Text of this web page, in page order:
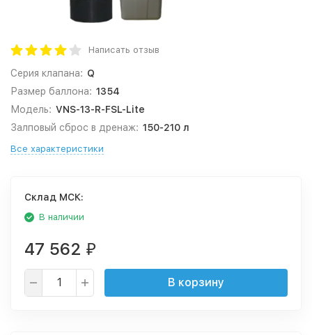
Написать отзыв
Серия клапана: Q
Размер баллона: 1354
Модель: VNS-13-R-FSL-Lite
Залповый сброс в дренаж: 150-210 л
Все характеристики
Cклад МСК:
В наличии
47 562 ₽
В корзину